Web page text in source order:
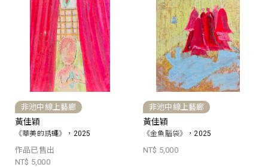
非池中線上藝廊
黃佳穎
《華美的誘蠅》，2025
作品已售出
NT$ 5,000
非池中線上藝廊
黃佳穎
《金魚腦袋》，2025
NT$ 5,000